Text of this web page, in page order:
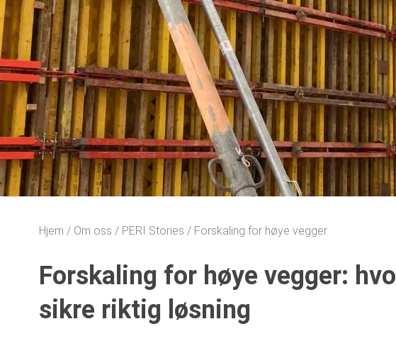
Hjem Om oss PERI Stories Forskaling for høye vegger
Forskaling for høye vegger:
sikre riktig løsning